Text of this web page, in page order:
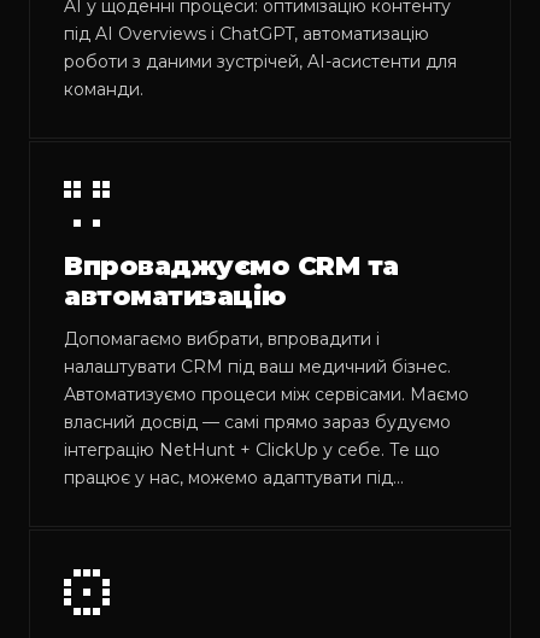
AI у щоденні процеси: оптимізацію контенту
під AI Overviews і ChatGPT, автоматизацію
роботи з даними зустрічей, AI-асистенти для
команди.
Впроваджуємо CRM та
автоматизацію
Допомагаємо вибрати, впровадити і
налаштувати CRM під ваш медичний бізнес.
Автоматизуємо процеси між сервісами. Маємо
власний досвід — самі прямо зараз будуємо
інтеграцію NetHunt + ClickUp у себе. Те що
працює у нас, можемо адаптувати під…